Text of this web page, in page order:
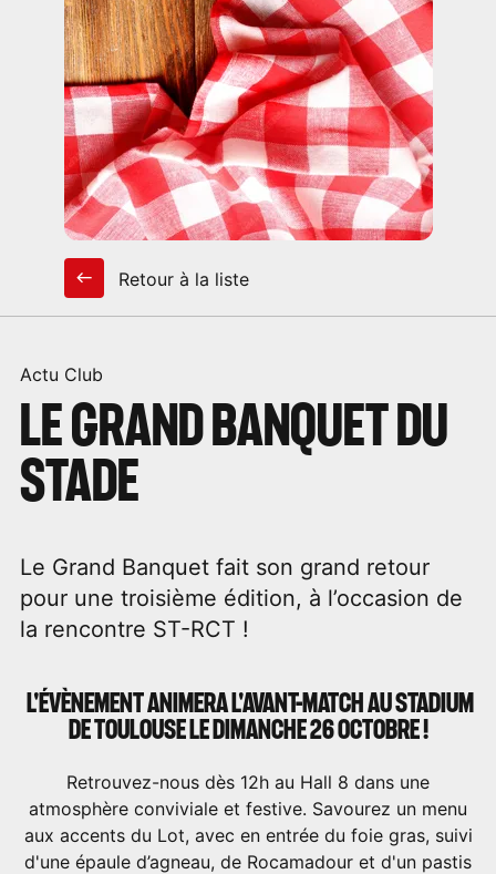
Actu Club
LE GRAND BANQUET DU
STADE
Retour à la liste
Le Grand Banquet fait son grand retour
pour une troisième édition, à l’occasion de
la rencontre ST-RCT !
L'ÉVÈNEMENT ANIMERA L'AVANT-MATCH AU STADIUM
DE TOULOUSE LE DIMANCHE 26 OCTOBRE !
Retrouvez-nous dès 12h au Hall 8 dans une
atmosphère conviviale et festive. Savourez un menu
aux accents du Lot, avec en entrée du foie gras, suivi
d'une épaule d’agneau, de Rocamadour et d'un pastis